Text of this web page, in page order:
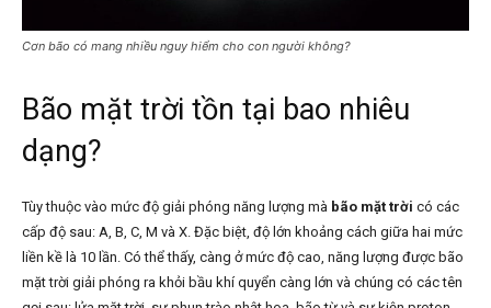
Cơn bão có mang nhiều nguy hiểm cho con người không?
Bão mặt trời tồn tại bao nhiêu
dạng?
Tùy thuộc vào mức độ giải phóng năng lượng mà bão mặt trời có các
cấp độ sau: A, B, C, M và X. Đặc biệt, độ lớn khoảng cách giữa hai mức
liền kề là 10 lần. Có thể thấy, càng ở mức độ cao, năng lượng được bão
mặt trời giải phóng ra khỏi bầu khí quyển càng lớn và chúng có các tên